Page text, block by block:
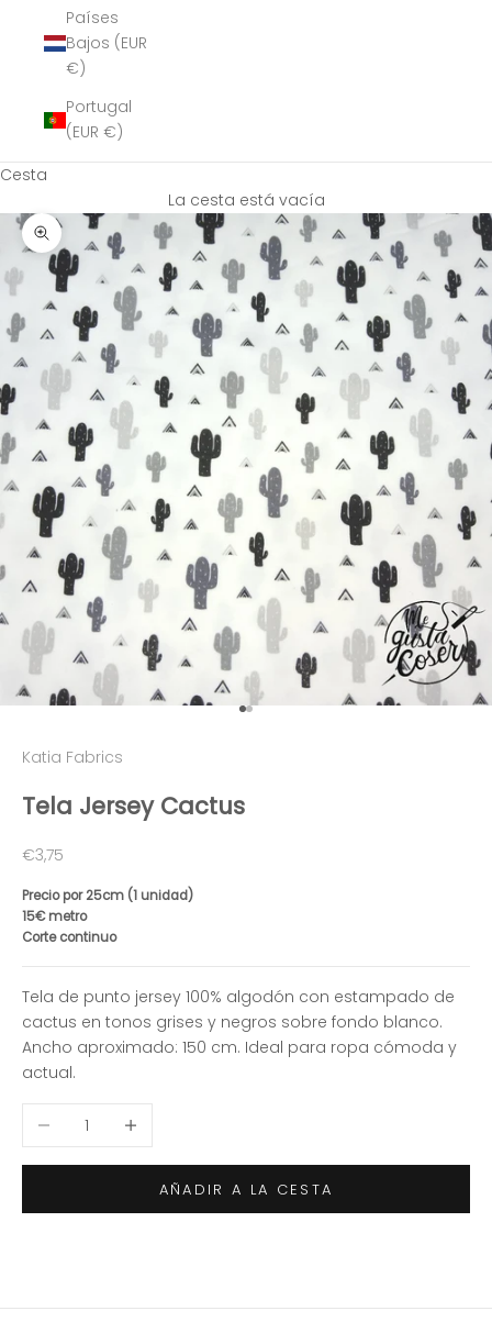
Países
Bajos (EUR
€)
Portugal
(EUR €)
Cesta
La cesta está vacía
Zoom
Ir al artículo 1
Ir al artículo 2
Katia Fabrics
Tela Jersey Cactus
Precio de oferta
€3,75
Precio por 25cm (1 unidad)
15€ metro
Corte continuo
Tela de punto jersey 100% algodón con estampado de
cactus en tonos grises y negros sobre fondo blanco.
Ancho aproximado: 150 cm. Ideal para ropa cómoda y
actual.
Reducir cantidadAumentar cantidad
AÑADIR A LA CESTA